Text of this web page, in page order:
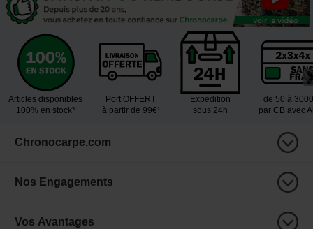
Articles disponibles
100% en stock³
Port OFFERT
à partir de 99€¹
Expedition
sous 24h
de 50 à
par CB avec
Chronocarpe.com
Nos Engagements
Vos Avantages